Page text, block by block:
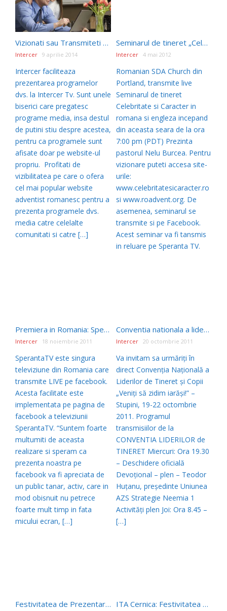
Vizionati sau Transmiteti prin Intercer Tv
Intercer 9 aprilie 2014
Intercer faciliteaza
prezentarea programelor
dvs. la Intercer Tv. Sunt unele
biserici care pregatesc
programe media, insa destul
de putini stiu despre acestea,
pentru ca programele sunt
afisate doar pe website-ul
propriu. Profitati de
vizibilitatea pe care o ofera
cel mai popular website
adventist romanesc pentru a
prezenta programele dvs.
media catre celelalte
comunitati si catre […]
Seminarul de tineret „Celebritate si Caracter”, live din Portland
Intercer 4 mai 2012
Romanian SDA Church din
Portland, transmite live
Seminarul de tineret
Celebritate si Caracter in
romana si engleza incepand
din aceasta seara de la ora
7:00 pm (PDT) Prezinta
pastorul Nelu Burcea. Pentru
vizionare puteti accesa site-
urile:
www.celebritatesicaracter.ro
si www.roadvent.org. De
asemenea, seminarul se
transmite si pe Facebook.
Acest seminar va fi tansmis
in reluare pe Speranta TV.
Premiera in Romania: SperantaTV transmite pe Facebook
Intercer 18 noiembrie 2011
SperantaTV este singura
televiziune din Romania care
transmite LIVE pe facebook.
Acesta facilitate este
implementata pe pagina de
facebook a televiziunii
SperantaTV. “Suntem foarte
multumiti de aceasta
realizare si speram ca
prezenta noastra pe
facebook va fi apreciata de
un public tanar, activ, care in
mod obisnuit nu petrece
foarte mult timp in fata
micului ecran, […]
Conventia nationala a liderilor de tineret si copii, Stupini, 19-22 Octombrie 2011
Intercer 20 octombrie 2011
Va invitam sa urmăriți în
direct Convenția Națională a
Liderilor de Tineret și Copii
„Veniți să zidim iarăși!” –
Stupini, 19-22 octombrie
2011. Programul
transmisiilor de la
CONVENTIA LIDERILOR de
TINERET Miercuri: Ora 19.30
– Deschidere oficială
Devoţional – plen – Teodor
Huţanu, preşedinte Uniunea
AZS Strategie Neemia 1
Activităţi plen Joi: Ora 8.45 –
[…]
Festivitatea de Prezentare a Bobocilor 2011 ITA Cernica: Festivitatea de absolvire – In Direct, 12 Iunie 2011, ora 10:00